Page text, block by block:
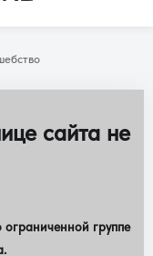
сайта не
группе